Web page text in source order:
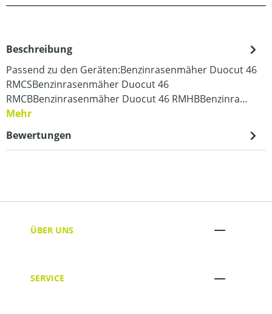
Beschreibung
Passend zu den Geräten:Benzinrasenmäher Duocut 46
RMCSBenzinrasenmäher Duocut 46
RMCBBenzinrasenmäher Duocut 46 RMHBBenzinra…
Mehr
Bewertungen
ÜBER UNS
SERVICE